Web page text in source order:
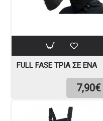
FULL FASE ΤΡΊΑ ΣΕ ΈΝΑ
7,90€